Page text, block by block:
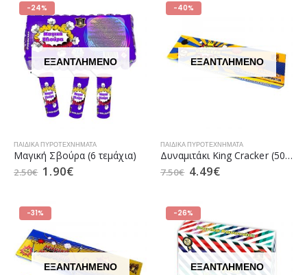
-24%
ΕΞΑΝΤΛΗΜΈΝΟ
ΠΑΙΔΙΚΆ ΠΥΡΟΤΕΧΝΉΜΑΤΑ
Μαγική Σβούρα (6 τεμάχια)
2.50€ 1.90€
-40%
ΕΞΑΝΤΛΗΜΈΝΟ
ΠΑΙΔΙΚΆ ΠΥΡΟΤΕΧΝΉΜΑΤΑ
Δυναμιτάκι King Cracker (50 τεμάχια)
7.50€ 4.49€
-31%
ΕΞΑΝΤΛΗΜΈΝΟ
-26%
ΕΞΑΝΤΛΗΜΈΝΟ